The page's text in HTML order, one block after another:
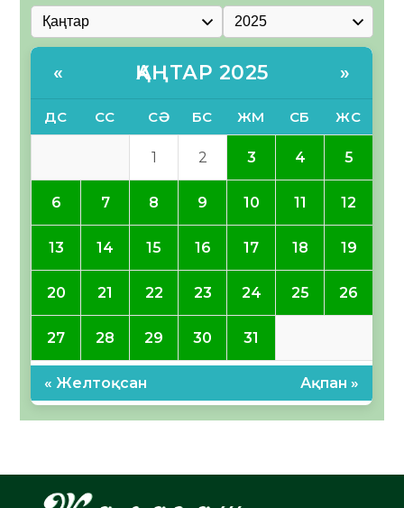
« ҚАҢТАР 2025 »
ДС СС СӘ БС ЖМ СБ ЖС
1 2 3 4 5
6 7 8 9 10 11 12
13 14 15 16 17 18 19
20 21 22 23 24 25 26
27 28 29 30 31
« Желтоқсан Ақпан »